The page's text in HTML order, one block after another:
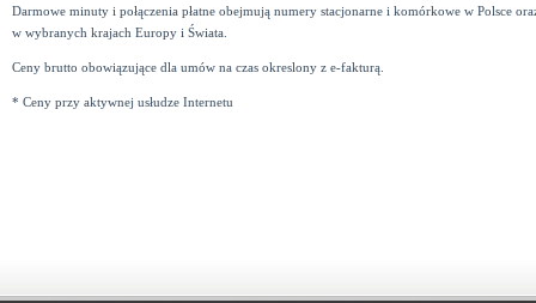
Darmowe minuty i połączenia płatne obejmują numery stacjonarne i komórkowe w Polsce
w wybranych krajach Europy i Świata.
Ceny brutto obowiązujące dla umów na czas okreslony z e-fakturą.
* Ceny przy aktywnej usłudze Internetu